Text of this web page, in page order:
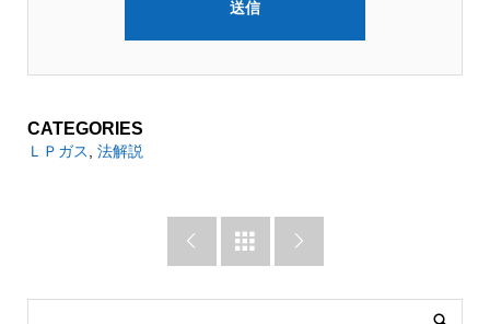
CATEGORIES
ＬＰガス 法解説
  